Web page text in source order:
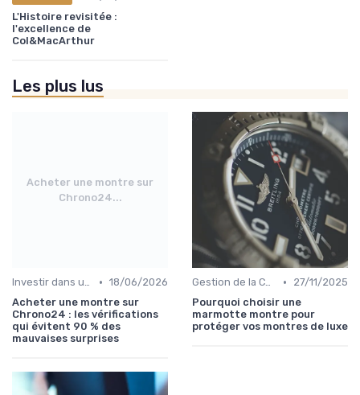
L'Histoire revisitée :
l'excellence de
Col&MacArthur
Les plus lus
Acheter une montre sur
Chrono24...
Investir dans une Montre de Luxe • 18/06/2026
Acheter une montre sur
Chrono24 : les vérifications
qui évitent 90 % des
mauvaises surprises
Gestion de la Collection de Montres •
27/11/2025
Pourquoi choisir une
marmotte montre pour
protéger vos montres de luxe